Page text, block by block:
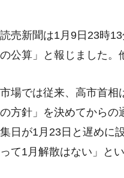
読売新聞は1月9日23時
の公算」と報じました。
市場では従来、高市首相
の方針」を決めてからの
集日が1月23日と遅めに
って1月解散はない」と